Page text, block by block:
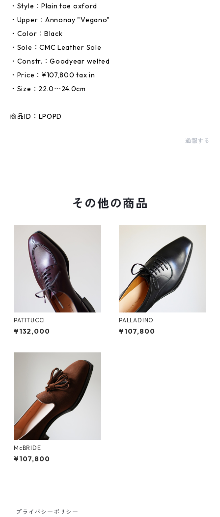
・Style：Plain toe oxford
・Upper：Annonay "Vegano"
・Color：Black
・Sole：CMC Leather Sole
・Constr.：Goodyear welted
・Price：¥107,800 tax in
・Size：22.0〜24.0cm
商品ID：LPOPD
通報する
その他の商品
PATITUCCI
¥132,000
PALLADINO
¥107,800
McBRIDE
¥107,800
プライバシーポリシー